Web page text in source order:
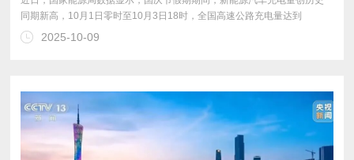
4380.93万千瓦时，同比增长51.33%，日均充电量是平日的2.54倍。
2025-10-09